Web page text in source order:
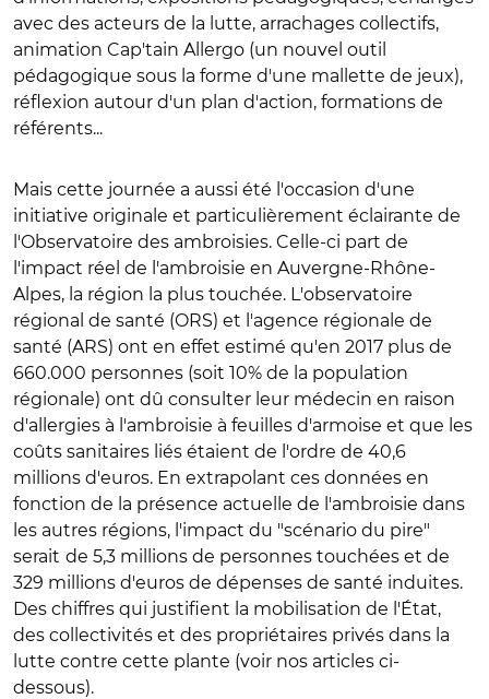
avec des acteurs de la lutte, arrachages collectifs,
animation Cap'tain Allergo (un nouvel outil
pédagogique sous la forme d'une mallette de jeux),
réflexion autour d'un plan d'action, formations de
référents...
Mais cette journée a aussi été l'occasion d'une
initiative originale et particulièrement éclairante de
l'Observatoire des ambroisies. Celle-ci part de
l'impact réel de l'ambroisie en Auvergne-Rhône-
Alpes, la région la plus touchée. L'observatoire
régional de santé (ORS) et l'agence régionale de
santé (ARS) ont en effet estimé qu'en 2017 plus de
660.000 personnes (soit 10% de la population
régionale) ont dû consulter leur médecin en raison
d'allergies à l'ambroisie à feuilles d'armoise et que les
coûts sanitaires liés étaient de l'ordre de 40,6
millions d'euros. En extrapolant ces données en
fonction de la présence actuelle de l'ambroisie dans
les autres régions, l'impact du "scénario du pire"
serait de 5,3 millions de personnes touchées et de
329 millions d'euros de dépenses de santé induites.
Des chiffres qui justifient la mobilisation de l'État,
des collectivités et des propriétaires privés dans la
lutte contre cette plante (voir nos articles ci-
dessous).